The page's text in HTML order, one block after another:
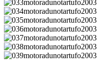
032motoradunotartufo2003
033motoradunotartufo2003
034motoradunotartufo2003
035motoradunotartufo2003
036motoradunotartufo2003
037motoradunotartufo2003
038motoradunotartufo2003